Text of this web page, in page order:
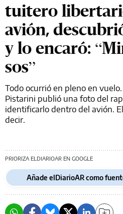
tuitero
avión,
y lo encaró:
sos”
Todo ocurrió en pleno en
Pistarini publió una foto del
identificarlo dentro del avión.
decir.
PRIORIZA ELDIARIOAR EN GOOGLE
Añade elDiarioAR como